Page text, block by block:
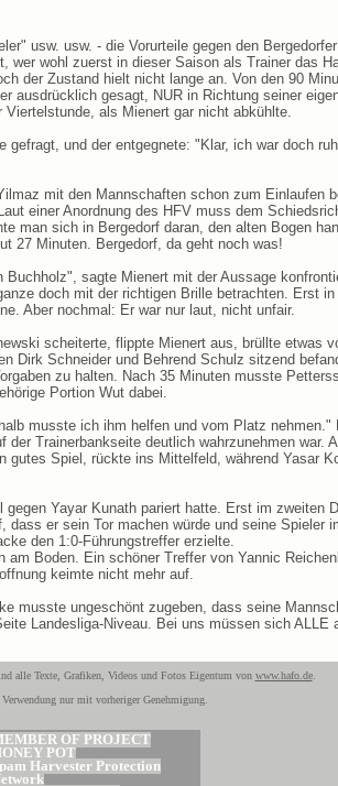
usw. usw. - die Vorurteile gegen den
wer wohl zuerst in dieser Saison als Trainer das
der Zustand hielt nicht lange an. Von den 90
ausdrücklich gesagt, NUR in Richtung seiner
als Mienert gar nicht abkühlte.
und der entgegnete: "Klar, ich war doch
mit den Mannschaften schon zum Einlaufen
einer Anordnung des HFV muss dem
man sich in Bergedorf daran, den alten Bogen
27 Minuten. Bergedorf, da geht noch was!
sagte Mienert mit der Aussage
doch mit der richtigen Brille betrachten. Erst
Aber nochmal: Er war nur laut, nicht unfair.
scheiterte, flippte Mienert aus, brüllte etwas
Dirk Schneider und Behrend Schulz sitzend
zu halten. Nach 35 Minuten musste
Portion Wut dabei.
musste ich ihm helfen und vom Platz nehmen."
Trainerbankseite deutlich wahrzunehmen war.
Spiel, rückte ins Mittelfeld, während Yasar
Yayar Kunath pariert hatte. Erst im zweiten
er sein Tor machen würde und seine Spieler
den 1:0-Führungstreffer erzielte.
Boden. Ein schöner Treffer von Yannic
keimte nicht mehr auf.
musste ungeschönt zugeben, dass seine
Landesliga-Niveau. Bei uns müssen sich ALLE
alle Texte, Grafiken, Videos und Fotos Eigentum von www.hafo.de.
nur mit vorheriger Genehmigung.
OF PROJECT
POT
Harvester Protection